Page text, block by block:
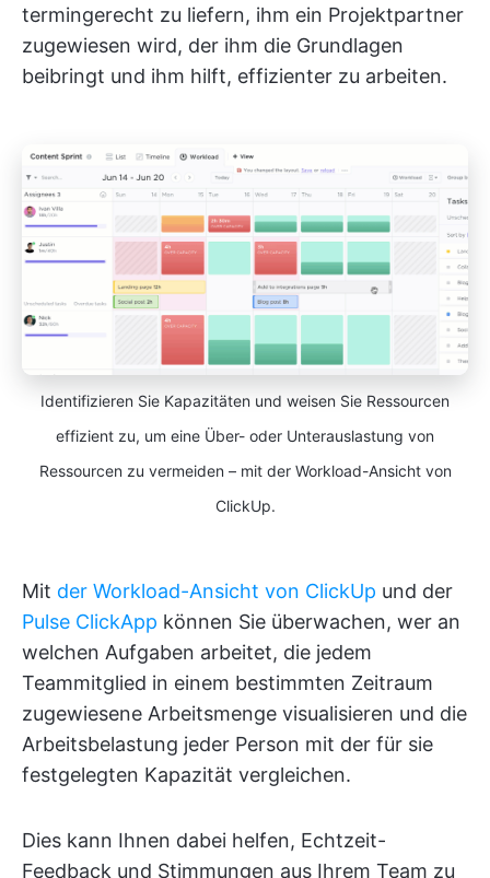
termingerecht zu liefern, ihm ein Projektpartner
zugewiesen wird, der ihm die Grundlagen
beibringt und ihm hilft, effizienter zu arbeiten.
Identifizieren Sie Kapazitäten und weisen Sie Ressourcen
effizient zu, um eine Über- oder Unterauslastung von
Ressourcen zu vermeiden – mit der Workload-Ansicht von
ClickUp.
Mit der Workload-Ansicht von ClickUp und der
Pulse ClickApp können Sie überwachen, wer an
welchen Aufgaben arbeitet, die jedem
Teammitglied in einem bestimmten Zeitraum
zugewiesene Arbeitsmenge visualisieren und die
Arbeitsbelastung jeder Person mit der für sie
festgelegten Kapazität vergleichen.
Dies kann Ihnen dabei helfen, Echtzeit-
Feedback und Stimmungen aus Ihrem Team zu